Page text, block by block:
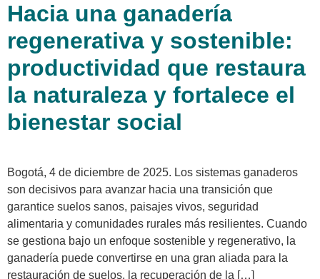
Hacia una ganadería
regenerativa y sostenible:
productividad que restaura
la naturaleza y fortalece el
bienestar social
Bogotá, 4 de diciembre de 2025. Los sistemas ganaderos
son decisivos para avanzar hacia una transición que
garantice suelos sanos, paisajes vivos, seguridad
alimentaria y comunidades rurales más resilientes. Cuando
se gestiona bajo un enfoque sostenible y regenerativo, la
ganadería puede convertirse en una gran aliada para la
restauración de suelos, la recuperación de la […]